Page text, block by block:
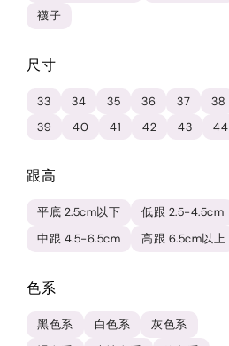
襪子
尺寸
33 34 35 36 37
38
39
40 41 42 43 44
跟高
平底 2.5cm以下
低跟 2.5-4.5cm
中跟 4.5-6.5cm
高跟 6.5cm以上
色系
黑色系 白色系
灰色系